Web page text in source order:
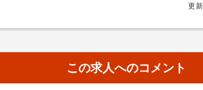
更
この求人へのコメント